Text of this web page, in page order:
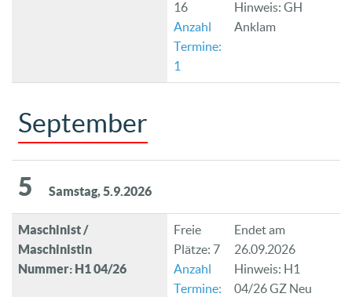
16
Anzahl
Termine:
1
Hinweis: GH
Anklam
September
5 Samstag, 5.9.2026
Maschinist /
Maschinistin
Nummer: H1 04/26
Freie
Plätze: 7
Anzahl
Termine:
Endet am
26.09.2026
Hinweis: H1
04/26 GZ Neu